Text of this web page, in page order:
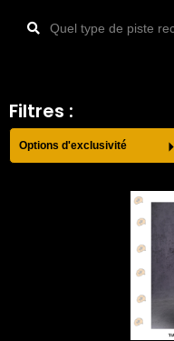
Filtres :
Options d'exclusivité